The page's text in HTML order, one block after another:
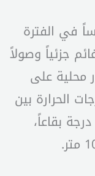
في الفترة
جزئياً وصولاً
محلية على
الحرارة بين
16 و24 درجة ساحلاً، وبين 9 و25 درجة بقاعاً،